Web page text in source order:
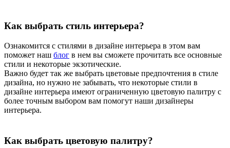
Как выбрать стиль интерьера?
Ознакомится с стилями в дизайне интерьера в этом вам
поможет наш блог в нем вы сможете прочитать все основные
стили и некоторые экзотические.
Важно будет так же выбрать цветовые предпочтения в стиле
дизайна, но нужно не забывать, что некоторые стили в
дизайне интерьера имеют ограниченную цветовую палитру с
более точным выбором вам помогут наши дизайнеры
интерьера.
Как выбрать цветовую палитру?